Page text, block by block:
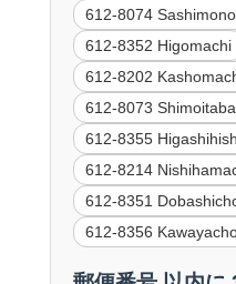
612-8074
612-8352 Higomachi
612-8202
612-8073
612-8355
612-8214
612-8351
612-8356